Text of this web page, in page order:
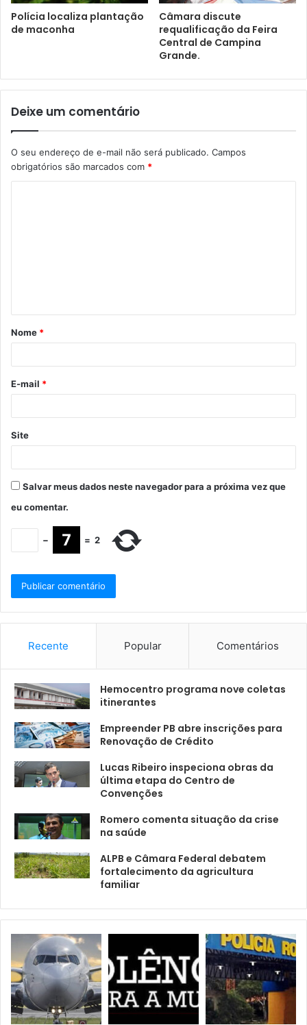
Polícia localiza plantação
de maconha
Câmara discute
requalificação da Feira
Central de Campina
Grande.
Deixe um comentário
O seu endereço de e-mail não será publicado. Campos
obrigatórios são marcados com *
Nome *
E-mail *
Site
Salvar meus dados neste navegador para a próxima vez que
eu comentar.
− = 2
Recente Popular Comentários
Hemocentro programa nove coletas
itinerantes
Empreender PB abre inscrições para
Renovação de Crédito
Lucas Ribeiro inspeciona obras da
última etapa do Centro de
Convenções
Romero comenta situação da crise
na saúde
ALPB e Câmara Federal debatem
fortalecimento da agricultura
familiar